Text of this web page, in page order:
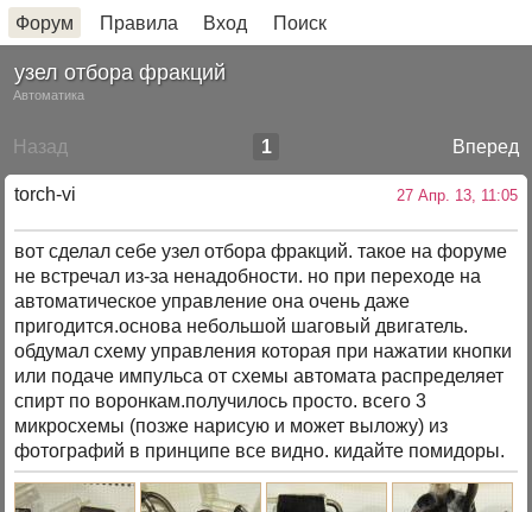
Форум Правила Вход Поиск
узел отбора фракций
Автоматика
Назад Вперед
1
torch-vi 27 Апр. 13, 11:05
вот сделал себе узел отбора фракций. такое на форуме
не встречал из-за ненадобности. но при переходе на
автоматическое управление она очень даже
пригодится.основа небольшой шаговый двигатель.
обдумал схему управления которая при нажатии кнопки
или подаче импульса от схемы автомата распределяет
спирт по воронкам.получилось просто. всего 3
микросхемы (позже нарисую и может выложу) из
фотографий в принципе все видно. кидайте помидоры.